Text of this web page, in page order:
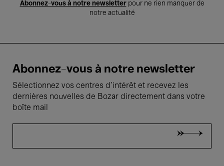
Abonnez-vous à notre newsletterpour ne rien manquer de
notre actualité
Abonnez-vous à notre newsletter
Sélectionnez vos centres d'intérêt et recevez les
dernières nouvelles de Bozar directement dans votre
boîte mail